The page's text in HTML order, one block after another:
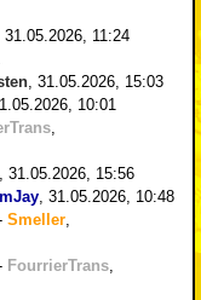
31.05.2026, 11:24
31.05.2026, 15:03
10:01
31.05.2026, 15:56
31.05.2026, 10:48
Smeller
FourrierTrans